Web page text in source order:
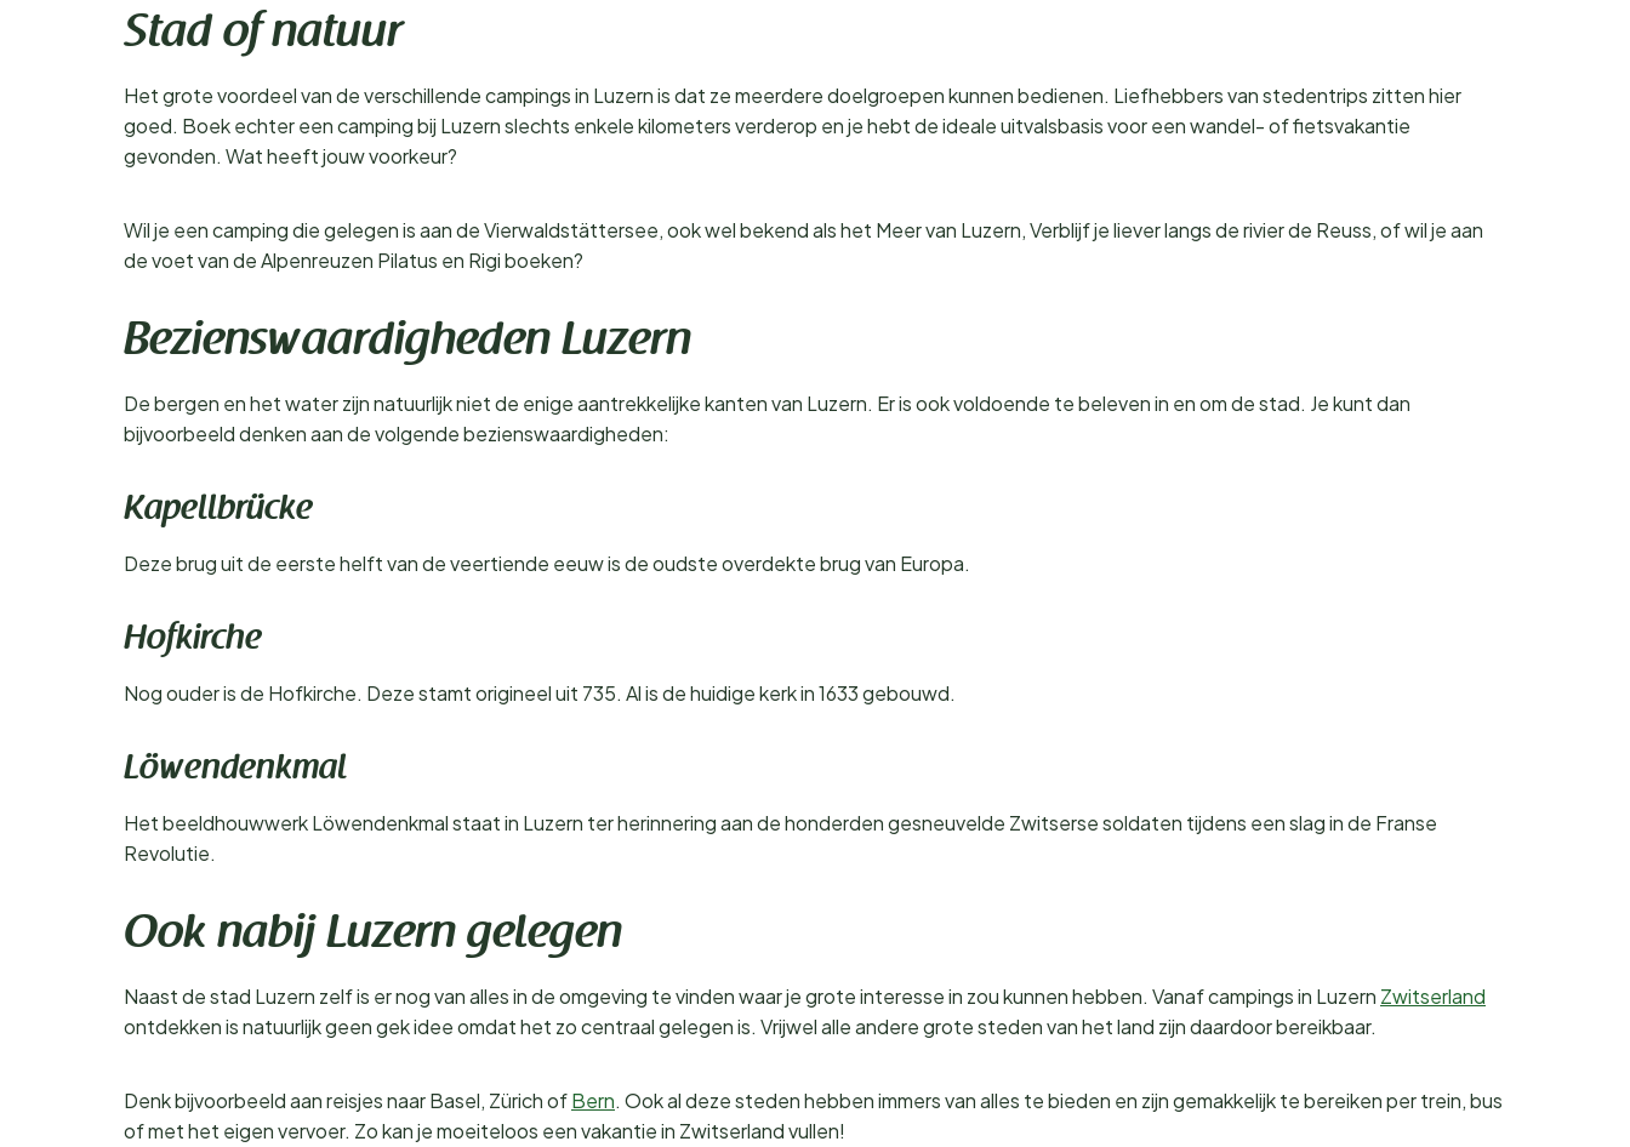
Stad of natuur
Het grote voordeel van de verschillende campings in Luzern is dat ze meerdere doelgroepen kunnen bedienen. Liefhebbers van stedentrips zitten hier
goed. Boek echter een camping bij Luzern slechts enkele kilometers verderop en je hebt de ideale uitvalsbasis voor een wandel- of fietsvakantie
gevonden. Wat heeft jouw voorkeur?
Wil je een camping die gelegen is aan de Vierwaldstättersee, ook wel bekend als het Meer van Luzern, Verblijf je liever langs de rivier de Reuss, of wil je aan
de voet van de Alpenreuzen Pilatus en Rigi boeken?
Bezienswaardigheden Luzern
De bergen en het water zijn natuurlijk niet de enige aantrekkelijke kanten van Luzern. Er is ook voldoende te beleven in en om de stad. Je kunt dan
bijvoorbeeld denken aan de volgende bezienswaardigheden:
Kapellbrücke
Deze brug uit de eerste helft van de veertiende eeuw is de oudste overdekte brug van Europa.
Hofkirche
Nog ouder is de Hofkirche. Deze stamt origineel uit 735. Al is de huidige kerk in 1633 gebouwd.
Löwendenkmal
Het beeldhouwwerk Löwendenkmal staat in Luzern ter herinnering aan de honderden gesneuvelde Zwitserse soldaten tijdens een slag in de Franse
Revolutie.
Ook nabij Luzern gelegen
Naast de stad Luzern zelf is er nog van alles in de omgeving te vinden waar je grote interesse in zou kunnen hebben. Vanaf campings in Luzern Zwitserland
ontdekken is natuurlijk geen gek idee omdat het zo centraal gelegen is. Vrijwel alle andere grote steden van het land zijn daardoor bereikbaar.
Denk bijvoorbeeld aan reisjes naar Basel, Zürich ofBern. Ook al deze steden hebben immers van alles te bieden en zijn gemakkelijk te bereiken per trein, bus
of met het eigen vervoer. Zo kan je moeiteloos een vakantie in Zwitserland vullen!